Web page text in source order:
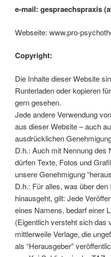
e-mail: gespraechspraxis
Webseite: www.pro-
Copyright:
Die Inhalte dieser Website
Runterladen oder kopieren
gern gesehen.
Jede andere Verwendung
aus dieser Website – auch
ausdrücklichen
D.h.: Auch mit Nennung
dürfen Texte, Fotos und
unsere Genehmigung
D.h.: Für alles, was über
hinausgeht, gilt: Jede
eines Namens, bedarf einer
(Eigentlich versteht sich das
mittlerweile Verlage, die
als “Herausgeber”